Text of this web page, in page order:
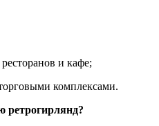
и кафе;
комплексами.
ретрогирлянд?